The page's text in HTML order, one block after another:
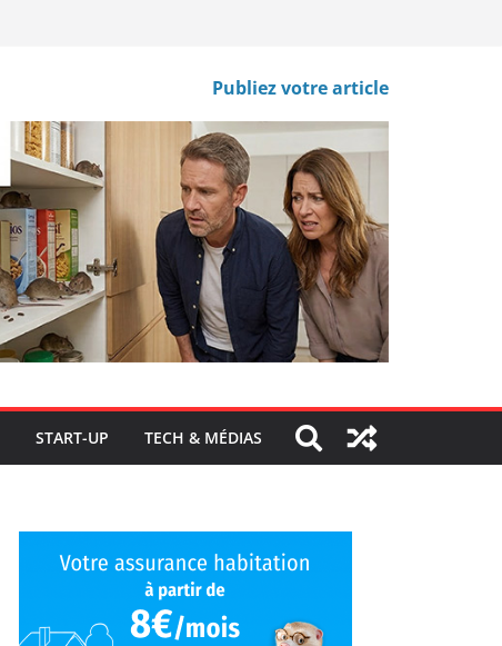
Publiez votre article
START-UP TECH & MÉDIAS